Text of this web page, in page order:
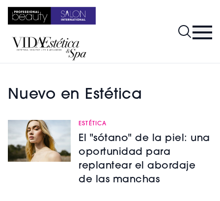
Nuevo en Estética
ESTÉTICA
El "sótano" de la piel: una
oportunidad para
replantear el abordaje
de las manchas